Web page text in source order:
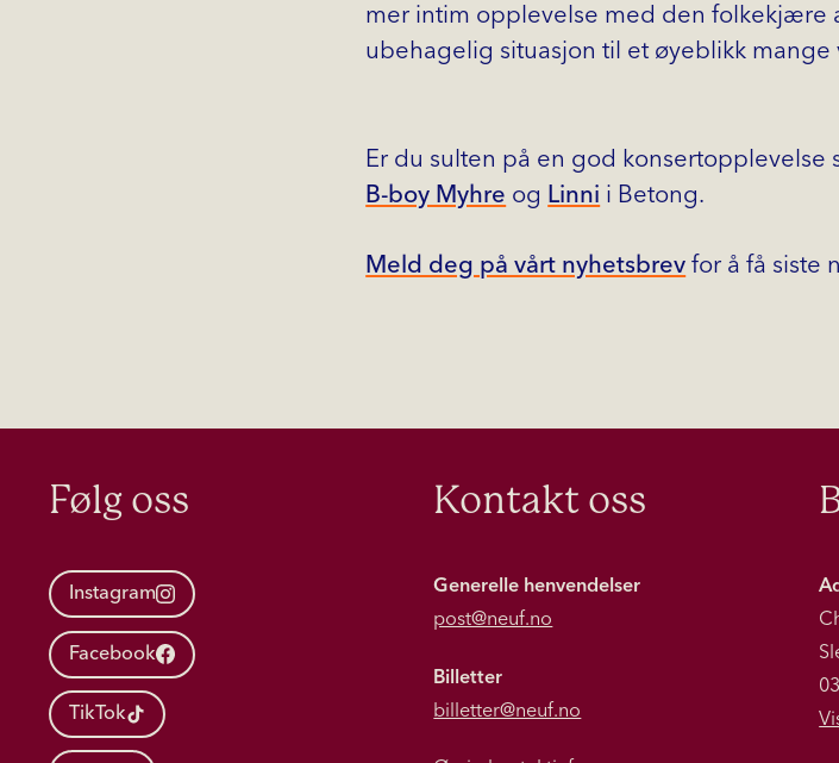
mer intim opplevelse med den folkekjære
ubehagelig situasjon til et øyeblikk mange
Er du sulten på en god konsertopplevelse
B-boy Myhre og Linni i Betong.
Meld deg på vårt nyhetsbrev for å få siste
Følg oss
Instagram
Facebook
TikTok
Kontakt oss
Generelle henvendelser
post@neuf.no
Billetter
billetter@neuf.no